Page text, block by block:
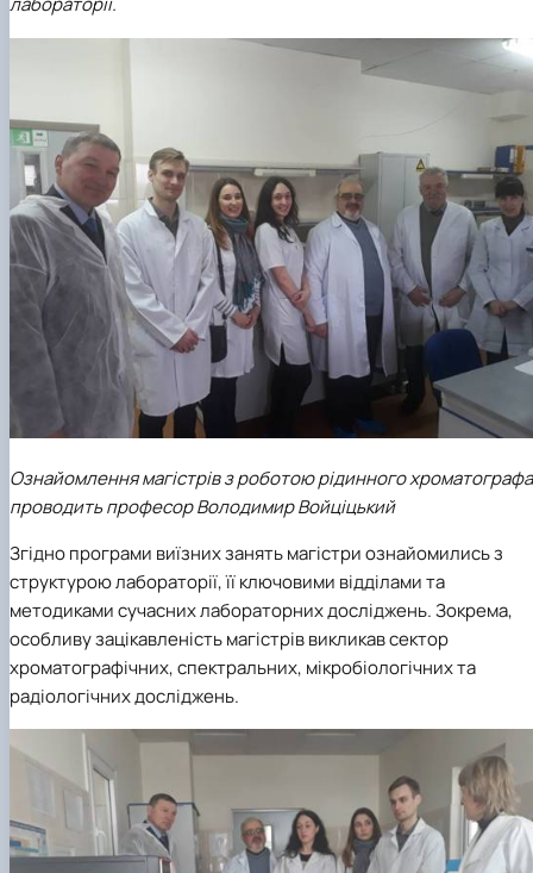
Ознайомлення магістрів з роботою рідинного хроматографа
проводить професор Володимир Войціцький
Згідно програми виїзних занять магістри ознайомились з
структурою лабораторії, її ключовими відділами та
методиками сучасних лабораторних досліджень. Зокрема,
особливу зацікавленість магістрів викликав сектор
хроматографічних, спектральних, мікробіологічних та
радіологічних досліджень.